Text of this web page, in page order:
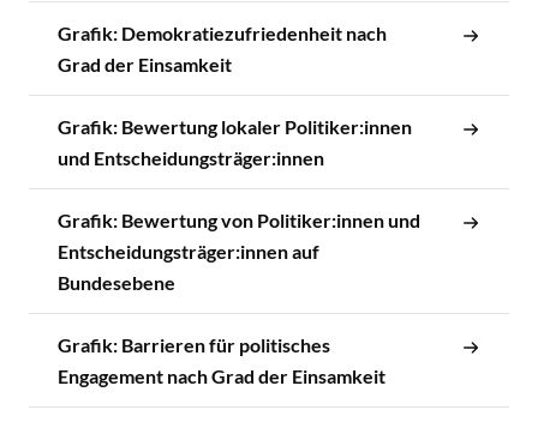
Grafik: Demokratiezufriedenheit nach
Grad der Einsamkeit
Grafik: Bewertung lokaler Politiker:innen
und Entscheidungsträger:innen
Grafik: Bewertung von Politiker:innen und
Entscheidungsträger:innen auf
Bundesebene
Grafik: Barrieren für politisches
Engagement nach Grad der Einsamkeit